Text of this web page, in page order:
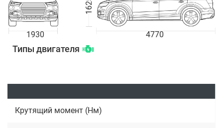
1930
1625
4770
Типы двигателя
Крутящий момент (Нм)